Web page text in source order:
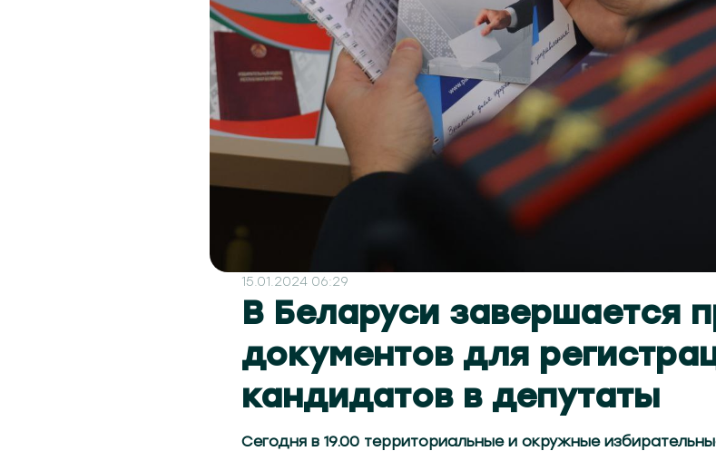
15.01.2024 06:29
В Беларуси завершается
документов для
кандидатов в депутаты
Сегодня в 19.00 территориальные и окружные